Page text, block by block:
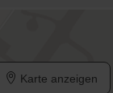
Karte anzeigen